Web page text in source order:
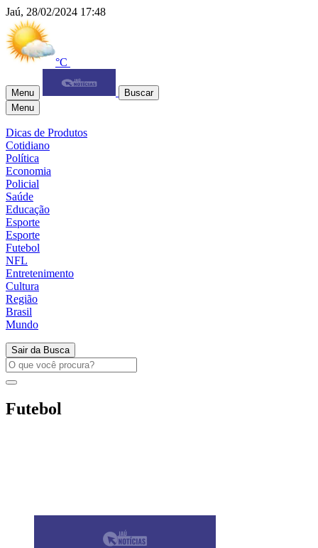
Jaú, 28/02/2024 17:48
°C
Menu
Buscar
Menu
Dicas de Produtos
Cotidiano
Política
Economia
Policial
Saúde
Educação
Esporte
Esporte
Futebol
NFL
Entretenimento
Cultura
Região
Brasil
Mundo
Sair da Busca
Futebol